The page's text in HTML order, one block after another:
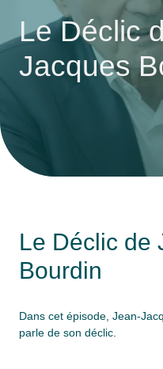
Le Déclic
Jacques
Le Déclic de
Bourdin
Dans cet épisode, Jean-
parle de son déclic.